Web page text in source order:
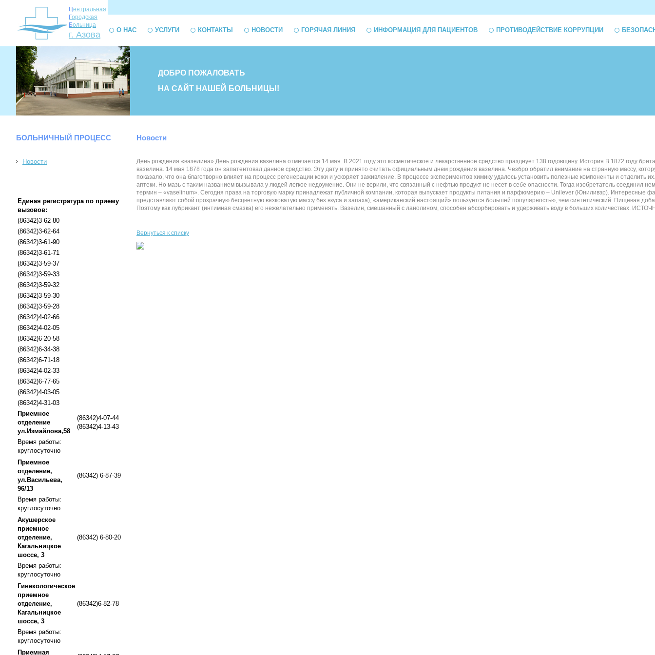
Центральная
Городская
Больница
г. Азова О НАС УСЛУГИ КОНТАКТЫ НОВОСТИ ГОРЯЧАЯ ЛИНИЯ ИНФОРМАЦИЯ ДЛЯ ПАЦИЕНТОВ ПРОТИВОДЕЙСТВИЕ КОРРУПЦИИ
ДОБРО ПОЖАЛОВАТЬ
НА САЙТ НАШЕЙ БОЛЬНИЦЫ!
БОЛЬНИЧНЫЙ ПРОЦЕСС
Новости
Единая регистратура по приему
вызовов:
(86342)3-62-80
(86342)3-62-64
(86342)3-61-90
(86342)3-61-71
(86342)3-59-37
(86342)3-59-33
(86342)3-59-32
(86342)3-59-30
(86342)3-59-28
(86342)4-02-66
(86342)4-02-05
(86342)6-20-58
(86342)6-34-38
(86342)6-71-18
(86342)4-02-33
(86342)6-77-65
(86342)4-03-05
(86342)4-31-03
Приемное
отделение
ул.Измайлова,58
(86342)4-07-44
(86342)4-13-43
Время работы:
круглосуточно
Приемное
отделение,
ул.Васильева,
96/13
(86342) 6-87-39
Время работы:
круглосуточно
Акушерское
приемное
отделение,
Кагальницкое
шоссе, 3
(86342) 6-80-20
Время работы:
круглосуточно
Гинекологическое
приемное
отделение,
Кагальницкое
шоссе, 3
(86342)6-82-78
Время работы:
круглосуточно
Приемная
Новости
День рождения «вазелина» День рождения вазелина отмечается 14 мая. В 2021 году это косметическое и лекарственное средство празднует 138 годовщину. История В 1872 году
вазелина. 14 мая 1878 года он запатентовал данное средство. Эту дату и принято считать официальным днем рождения вазелина. Чезбро обратил внимание на странную массу,
показало, что она благотворно влияет на процесс регенерации кожи и ускоряет заживление. В процессе экспериментов химику удалось установить полезные компоненты и
аптеки. Но мазь с таким названием вызывала у людей легкое недоумение. Они не верили, что связанный с нефтью продукт не несет в себе опасности. Тогда изобретатель соединил
термин – «vaselinum». Сегодня права на торговую марку принадлежат публичной компании, которая выпускает продукты питания и парфюмерию – Unilever (Юниливэр). Интересные
представляют собой прозрачную бесцветную вязковатую массу без вкуса и запаха), «американский настоящий» пользуется большей популярностью, чем синтетический. Пищевая
Поэтому как лубрикант (интимная смазка) его нежелательно применять. Вазелин, смешанный с ланолином, способен абсорбировать и удерживать воду в больших количествах.
Вернуться к списку